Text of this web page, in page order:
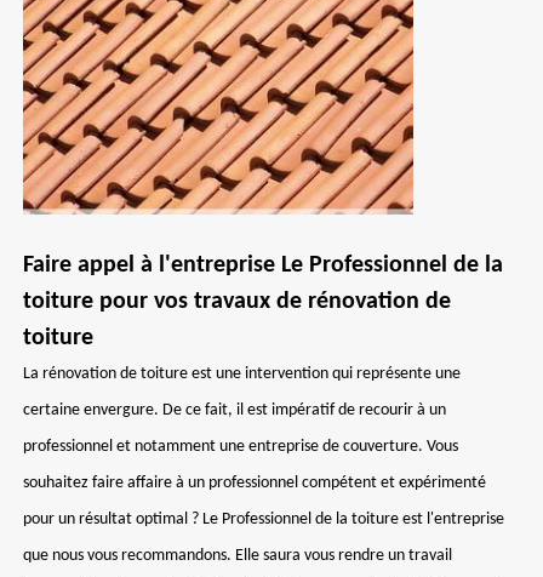
Faire appel à l'entreprise Le Professionnel de la
toiture pour vos travaux de rénovation de
toiture
La rénovation de toiture est une intervention qui représente une
certaine envergure. De ce fait, il est impératif de recourir à un
professionnel et notamment une entreprise de couverture. Vous
souhaitez faire affaire à un professionnel compétent et expérimenté
pour un résultat optimal ? Le Professionnel de la toiture est l'entreprise
que nous vous recommandons. Elle saura vous rendre un travail